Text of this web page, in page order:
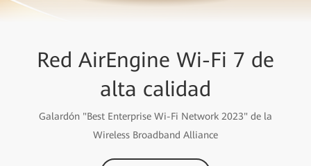
Red AirEngine Wi-Fi 7 de
alta calidad
Galardón "Best Enterprise Wi-Fi Network 2023" de la
Wireless Broadband Alliance